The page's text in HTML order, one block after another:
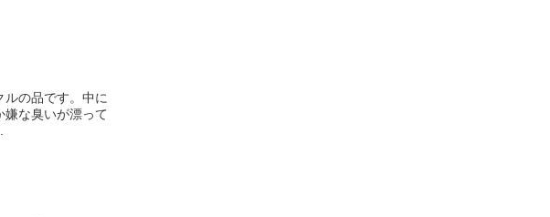
ルの品です。中に
嫌な臭いが漂って